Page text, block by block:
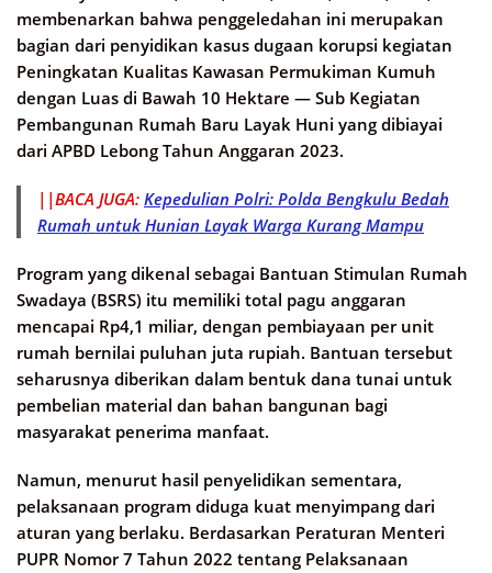
membenarkan bahwa penggeledahan ini merupakan
bagian dari penyidikan kasus dugaan korupsi kegiatan
Peningkatan Kualitas Kawasan Permukiman Kumuh
dengan Luas di Bawah 10 Hektare — Sub Kegiatan
Pembangunan Rumah Baru Layak Huni yang dibiayai
dari APBD Lebong Tahun Anggaran 2023.
||BACA JUGA: Kepedulian Polri: Polda Bengkulu Bedah
Rumah untuk Hunian Layak Warga Kurang Mampu
Program yang dikenal sebagai Bantuan Stimulan Rumah
Swadaya (BSRS) itu memiliki total pagu anggaran
mencapai Rp4,1 miliar, dengan pembiayaan per unit
rumah bernilai puluhan juta rupiah. Bantuan tersebut
seharusnya diberikan dalam bentuk dana tunai untuk
pembelian material dan bahan bangunan bagi
masyarakat penerima manfaat.
Namun, menurut hasil penyelidikan sementara,
pelaksanaan program diduga kuat menyimpang dari
aturan yang berlaku. Berdasarkan Peraturan Menteri
PUPR Nomor 7 Tahun 2022 tentang Pelaksanaan